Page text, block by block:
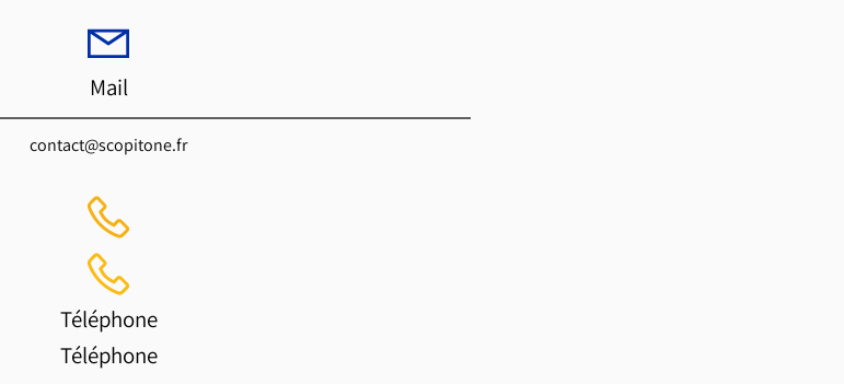
Mail
contact@scopitone.fr
Téléphone
Téléphone